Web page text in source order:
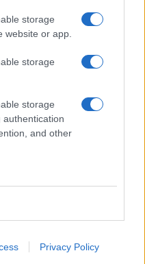
storage
website or app.
storage
storage
authentication
and other
Privacy Policy